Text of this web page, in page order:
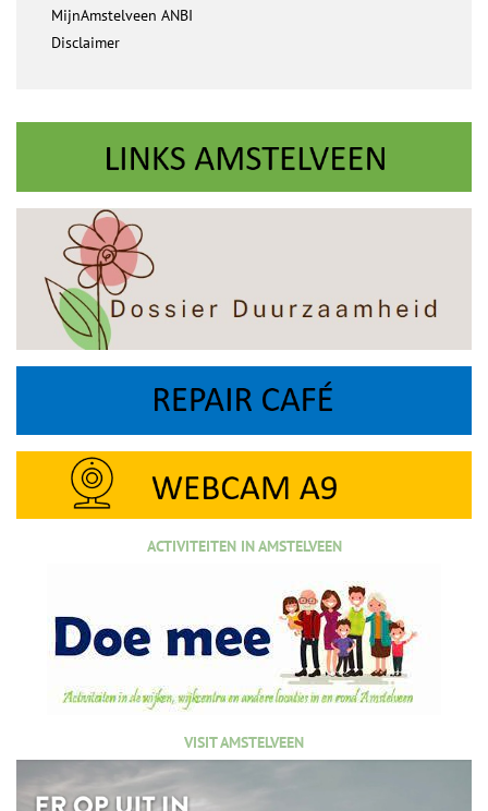
MijnAmstelveen ANBI
Disclaimer
ACTIVITEITEN IN AMSTELVEEN
VISIT AMSTELVEEN